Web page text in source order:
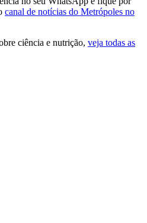
canal de notícias do Metrópoles no
ciência e nutrição, veja todas as